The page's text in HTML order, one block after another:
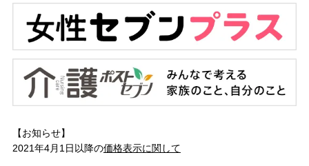
【お知らせ】
2021年4月1日以降の価格表示に関して